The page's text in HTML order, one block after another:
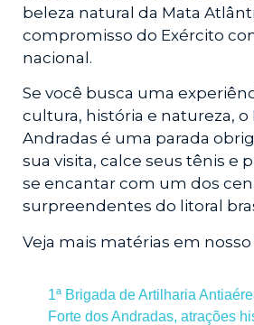
beleza natural da Mata
compromisso do Exército
nacional.
Se você busca uma
cultura, história e natureza, o
Andradas é uma parada
sua visita, calce seus tênis e
se encantar com um dos
surpreendentes do litoral
Veja mais matérias em nosso
1ª Brigada de Artilharia
Forte dos Andradas, atrações